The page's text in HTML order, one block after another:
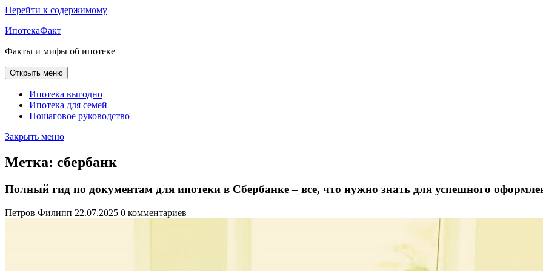
Перейти к содержимому
ИпотекаФакт
Факты и мифы об ипотеке
Открыть меню
Ипотека выгодно
Ипотека для семей
Пошаговое руководство
Закрыть меню
Метка: сбербанк
Полный гид по документам для ипотеки в Сбербанке – все, что нужно знать для успешного
Петров Филипп 22.07.2025 0 комментариев